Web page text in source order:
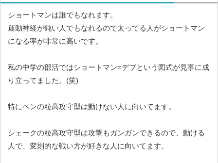
ショートマンは誰でもなれます。
運動神経が鈍い人でもなれるので太ってる人がショートマン
になる率が非常に高いです。
私の中学の部活ではショートマン=デブという図式が見事に成
り立ってました。(笑)
特にペンの粒高攻守型は動けない人に向いてます。
シェークの粒高攻守型は攻撃もガンガンできるので、動ける
人で、変則的な戦い方が好きな人に向いてます。